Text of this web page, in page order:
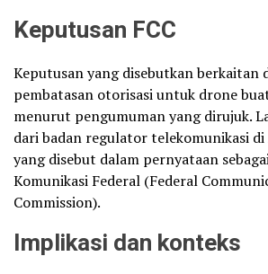
Keputusan FCC
Keputusan yang disebutkan berkaitan
pembatasan otorisasi untuk drone
menurut pengumuman yang dirujuk.
dari badan regulator telekomunikasi
yang disebut dalam pernyataan
Komunikasi Federal (Federal
Commission).
Implikasi dan konteks